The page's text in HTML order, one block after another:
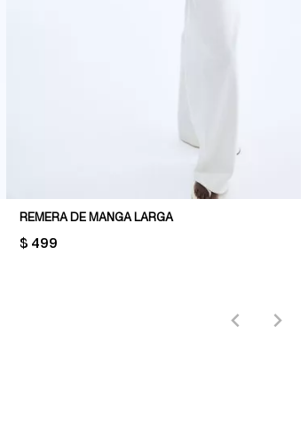
REMERA DE MANGA LARGA
PRICE:
$ 499